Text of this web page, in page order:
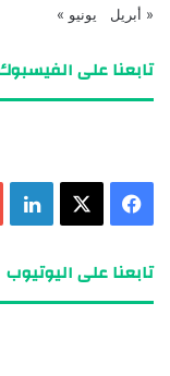
« أبريل يونيو »
تابعنا على
تابعنا على اليوتيوب